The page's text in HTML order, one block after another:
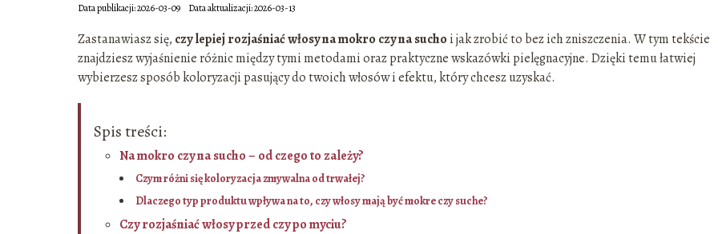
Data publikacji: 2026-03-09 Data aktualizacji: 2026-03-13
Zastanawiasz się, czy lepiej rozjaśniać włosy na mokro czy na sucho i jak zrobić to bez ich zniszczenia. W tym tekście
znajdziesz wyjaśnienie różnic między tymi metodami oraz praktyczne wskazówki pielęgnacyjne. Dzięki temu łatwiej
wybierzesz sposób koloryzacji pasujący do twoich włosów i efektu, który chcesz uzyskać.
Spis treści:
Na mokro czy na sucho – od czego to zależy?
Czym różni się koloryzacja zmywalna od trwałej?
Dlaczego typ produktu wpływa na to, czy włosy mają być mokre czy suche?
Czy rozjaśniać włosy przed czy po myciu?